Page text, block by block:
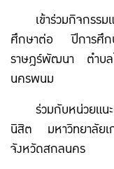
เข้าร่วมกิจกรร
ศึกษาต่อ ปีการศึ
ราษฎร์พัฒนา ตำบล
นครพนม
ร่วมกับหน่วยแน
นิสิต มหาวิทยาลัยเ
จังหวัดสกลนคร